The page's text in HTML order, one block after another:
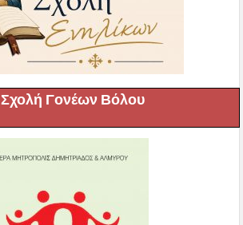
Σχολή Γονέων Βόλου